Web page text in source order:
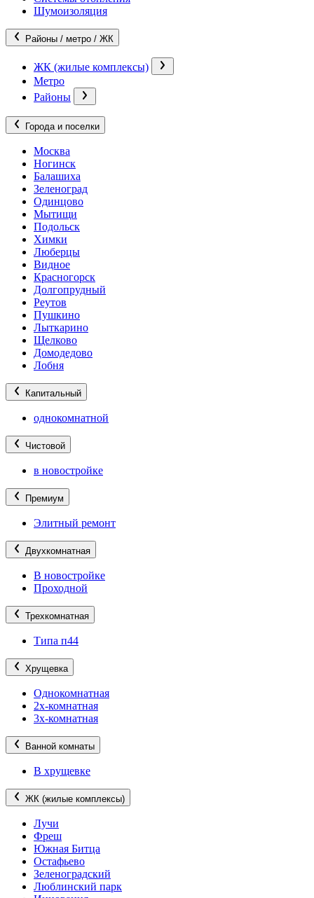
Шумоизоляция
Районы / метро / ЖК
ЖК (жилые комплексы)
Метро
Районы
Города и поселки
Москва
Ногинск
Балашиха
Зеленоград
Одинцово
Мытищи
Подольск
Химки
Люберцы
Видное
Красногорск
Долгопрудный
Реутов
Пушкино
Лыткарино
Щелково
Домодедово
Лобня
Капитальный
однокомнатной
Чистовой
в новостройке
Премиум
Элитный ремонт
Двухкомнатная
В новостройке
Проходной
Трехкомнатная
Типа п44
Хрущевка
Однокомнатная
2х-комнатная
3х-комнатная
Ванной комнаты
В хрущевке
ЖК (жилые комплексы)
Лучи
Фреш
Южная Битца
Остафьево
Зеленоградский
Люблинский парк